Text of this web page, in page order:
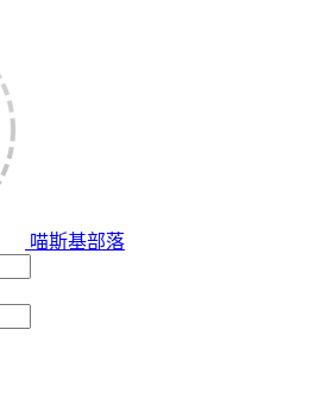
喵斯基部落